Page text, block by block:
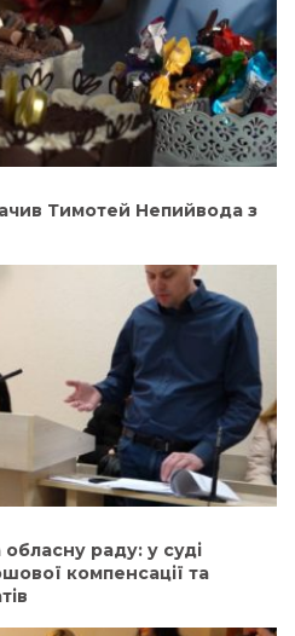
Тимотей Непийвода з
раду: у суді
компенсації та